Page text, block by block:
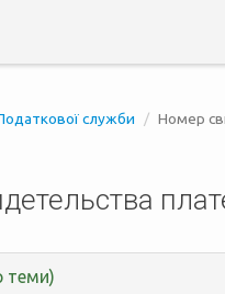
служби Номер
теми)